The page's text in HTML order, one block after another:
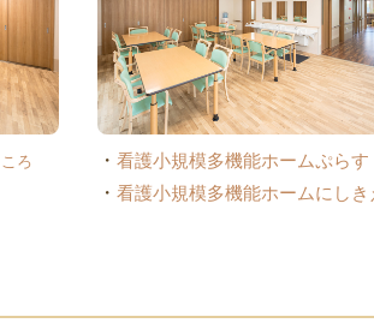
ろ ・看護小規模多機能ホームぷらす
・看護小規模多機能ホームにしき